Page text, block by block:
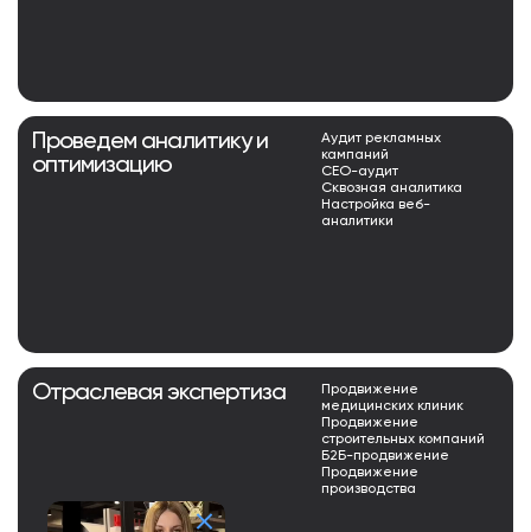
Проведем аналитику и
оптимизацию
Аудит рекламных
кампаний
СЕО-аудит
Сквозная аналитика
Настройка веб-
аналитики
Отраслевая экспертиза
Продвижение
медицинских клиник
Продвижение
строительных компаний
Б2Б-продвижение
Продвижение
производства